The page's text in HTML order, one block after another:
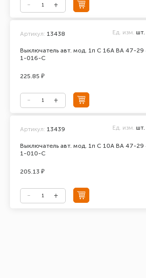
Выключатель авт. мод. 1п C 16А ВА 47-
1-016-C
Артикул: 13438 Ед. изм. шт.
225.85 ₽
Выключатель авт. мод. 1п C 10А ВА 47-
1-010-C
Артикул: 13439 Ед. изм. шт.
205.13 ₽